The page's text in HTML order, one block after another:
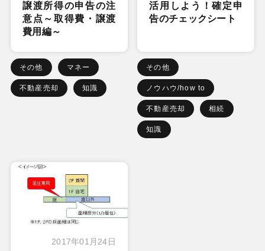
譲渡所得の申告の注
意点～取得費・譲渡
費用編～
その他 マネー
不動産売却 知識
活用しよう！確定申
告のチェックシート
その他
ノウハウ/how to
不動産売却 相続
知識
2017年01月24日